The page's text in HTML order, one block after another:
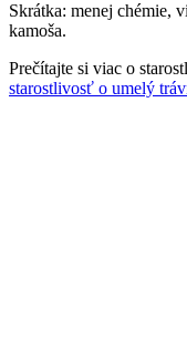
Skrátka: menej chémie,
kamoša.
Prečítajte si viac o
starostlivosť o umelý